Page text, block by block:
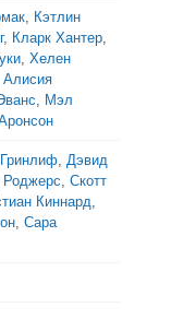
, Кэтлин
, Кларк Хантер,
, Хелен
Алисия
, Мэл
, Дэвид
, Скотт
Киннард,
, Сара